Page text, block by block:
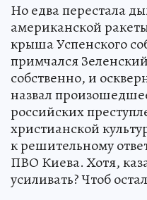
Но едва перестала
американской
крыша Успенского
примчался
собственно, и
назвал
российских
христианской
к решительному
ПВО Киева. Хотя,
усиливать? Чтоб